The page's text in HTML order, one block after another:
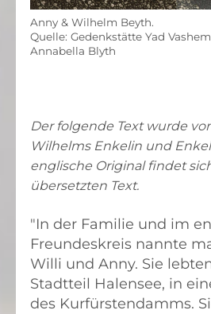
Anny & Wilhelm Beyth.
Quelle: Gedenkstätte Yad
Annabella Blyth
Der folgende Text wurde
Wilhelms Enkelin und
englische Original findet
übersetzten Text.
"In der Familie und im
Freundeskreis nannte
Willi und Anny. Sie
Stadtteil Halensee, in
des Kurfürstendamms.